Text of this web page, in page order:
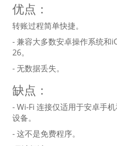
优点：
转账过程简单快捷。
- 兼容大多数安卓操作系统和
26。
- 无数据丢失。
缺点：
- Wi-Fi 连接仅适用于安卓手
设备。
- 这不是免费程序。